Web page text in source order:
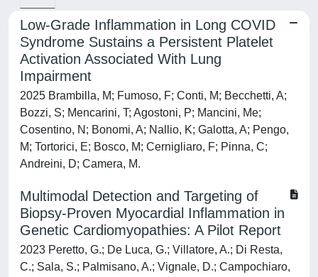
Low-Grade Inflammation in Long COVID
Syndrome Sustains a Persistent Platelet
Activation Associated With Lung
Impairment
2025 Brambilla, M; Fumoso, F; Conti, M; Becchetti, A;
Bozzi, S; Mencarini, T; Agostoni, P; Mancini, Me;
Cosentino, N; Bonomi, A; Nallio, K; Galotta, A; Pengo,
M; Tortorici, E; Bosco, M; Cernigliaro, F; Pinna, C;
Andreini, D; Camera, M.
Multimodal Detection and Targeting of
Biopsy-Proven Myocardial Inflammation in
Genetic Cardiomyopathies: A Pilot Report
2023 Peretto, G.; De Luca, G.; Villatore, A.; Di Resta,
C.; Sala, S.; Palmisano, A.; Vignale, D.; Campochiaro,